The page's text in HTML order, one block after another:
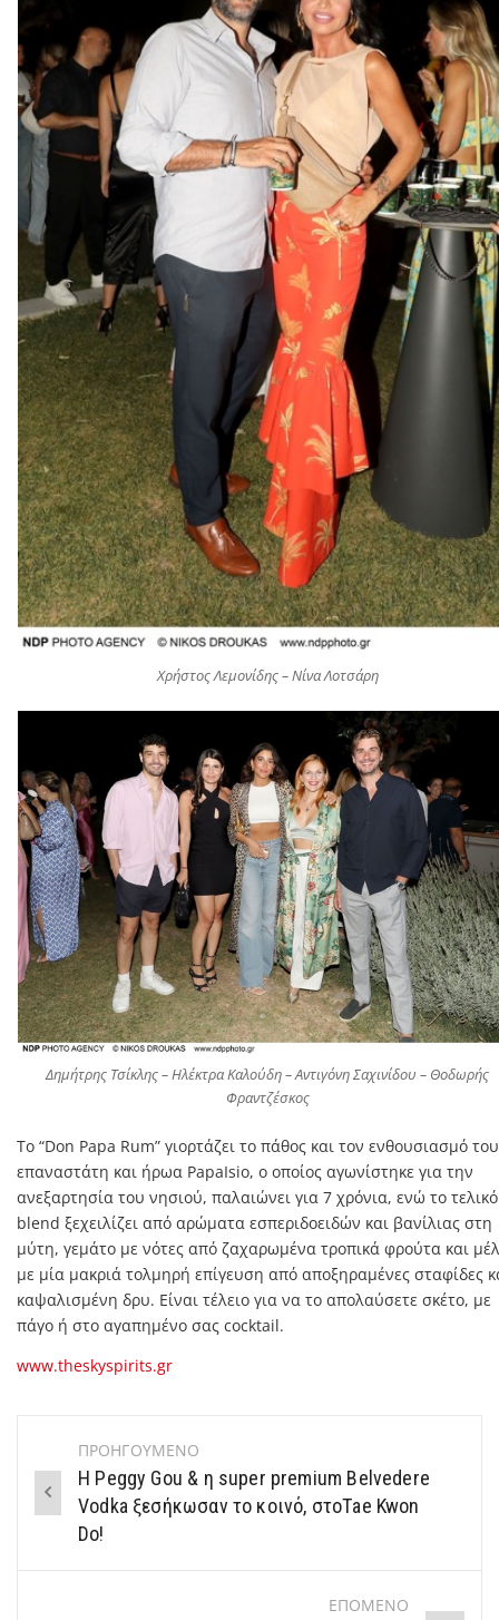
Χρήστος Λεμονίδης – Νίνα Λοτσάρη
Δημήτρης Τσίκλης – Ηλέκτρα Καλούδη – Αντιγόνη Σαχινίδου – Θοδωρής
Φραντζέσκος
Το “Don Papa Rum” γιορτάζει το πάθος και τον ενθουσιασμό του
επαναστάτη και ήρωα PapaIsio, ο οποίος αγωνίστηκε για την
ανεξαρτησία του νησιού, παλαιώνει για 7 χρόνια, ενώ το τελικό
blend ξεχειλίζει από αρώματα εσπεριδοειδών και βανίλιας στη
μύτη, γεμάτο με νότες από ζαχαρωμένα τροπικά φρούτα και
με μία μακριά τολμηρή επίγευση από αποξηραμένες σταφίδες
καψαλισμένη δρυ. Είναι τέλειο για να το απολαύσετε σκέτο, με
πάγο ή στο αγαπημένο σας cocktail.
www.theskyspirits.gr
Post
navigation
ΠΡΟΗΓΟΥΜΕΝΟ
H Peggy Gou & η super premium Belvedere
Vodka ξεσήκωσαν το κοινό, στοΤae Kwon
Do!
ΕΠΟΜΕΝΟ